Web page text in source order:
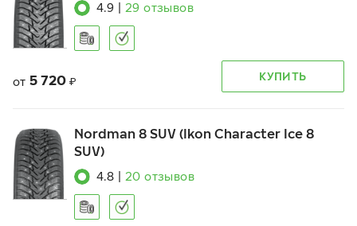
4.9 29 отзывов
от 5 720 ₽ КУПИТЬ
Nordman 8 SUV (Ikon Character Ice 8
SUV)
4.8 20 отзывов